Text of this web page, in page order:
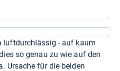
luftdurchlässig - auf kaum
so genau zu wie auf den
Ursache für die beiden